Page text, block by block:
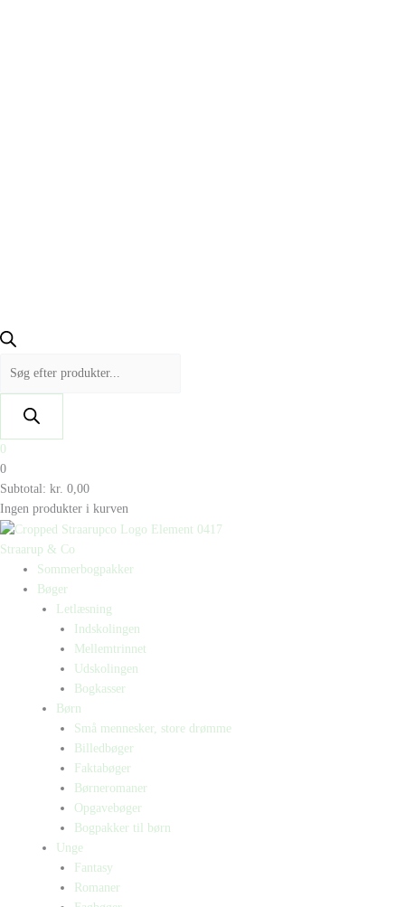
0
0
Subtotal: kr. 0,00
Ingen produkter i kurven
Straarup & Co
Sommerbogpakker
Bøger
Letlæsning
Indskolingen
Mellemtrinnet
Udskolingen
Bogkasser
Børn
Små mennesker, store drømme
Billedbøger
Faktabøger
Børneromaner
Opgavebøger
Bogpakker til børn
Unge
Fantasy
Romaner